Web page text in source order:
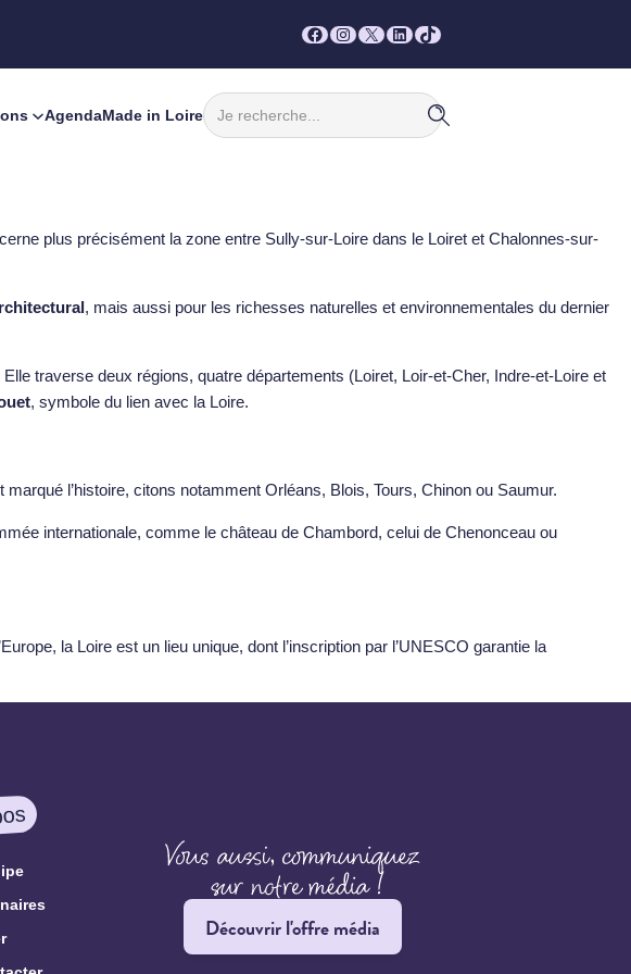
Facebook
Instagram
X LinkedIn
TikTok
AgendaMade in Loire
Rechercher
plus précisément la zone entre Sully-sur-Loire dans le Loiret et Chalonnes-sur-
, mais aussi pour les richesses naturelles et environnementales du dernier
traverse deux régions, quatre départements (Loiret, Loir-et-Cher, Indre-et-Loire et
, symbole du lien avec la Loire.
l’histoire, citons notamment Orléans, Blois, Tours, Chinon ou Saumur.
internationale, comme le château de Chambord, celui de Chenonceau ou
la Loire est un lieu unique, dont l’inscription par l’UNESCO garantie la
Découvrir l'offre média